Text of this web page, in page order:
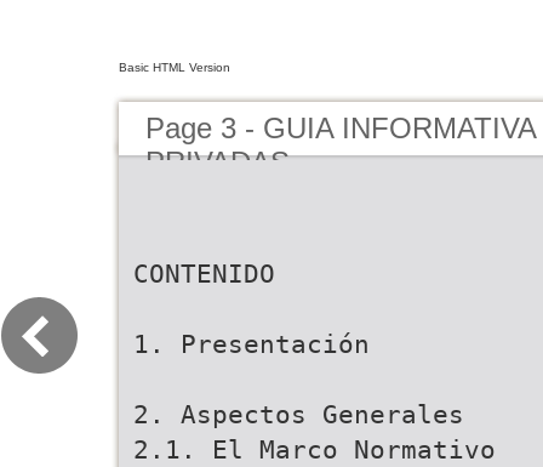
Basic HTML Version
Page 3 - GUIA
PRIVADAS
CONTENIDO
1. Presentación
2. Aspectos Generales
2.1. El Marco Normativo